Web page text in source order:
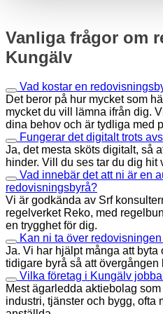
Vanliga frågor om
Kungälv
Vad kostar en
Det beror på hur mycket som
mycket du vill lämna ifrån dig.
dina behov och är tydliga med
Fungerar det digitalt trots
Ja, det mesta sköts digitalt, så
hinder. Vill du ses tar du dig hit
Vad innebär det att ni är en
redovisningsbyrå?
Vi är godkända av Srf
regelverket Reko, med
en trygghet för dig.
Kan ni ta över
Ja. Vi har hjälpt många att
tidigare byrå så att
Vilka företag i Kungälv
Mest ägarledda aktiebolag
industri, tjänster och bygg, ofta